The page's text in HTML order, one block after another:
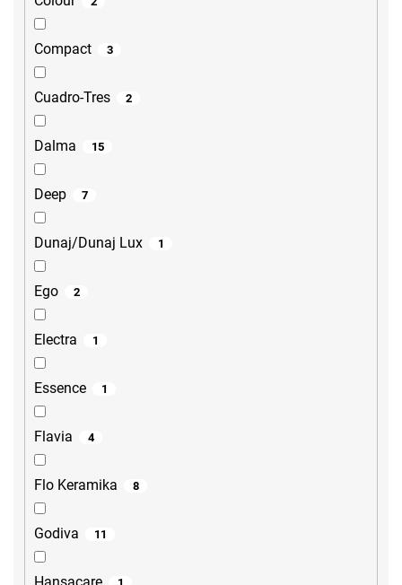
Compact 3
Cuadro-Tres 2
Dalma 15
Deep 7
Dunaj/Dunaj Lux 1
Ego 2
Electra 1
Essence 1
Flavia 4
Flo Keramika 8
Godiva 11